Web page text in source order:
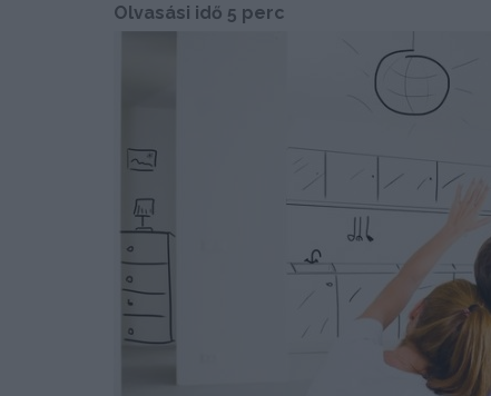
Olvasási idő 5 perc